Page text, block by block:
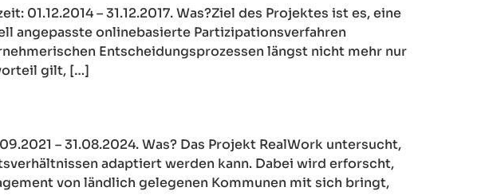
01.12.2014 – 31.12.2017. Was?Ziel des Projektes ist es, eine
angepasste onlinebasierte Partizipationsverfahren
Entscheidungsprozessen längst nicht mehr nur
gilt, […]
– 31.08.2024. Was? Das Projekt RealWork untersucht,
adaptiert werden kann. Dabei wird erforscht,
von ländlich gelegenen Kommunen mit sich bringt,